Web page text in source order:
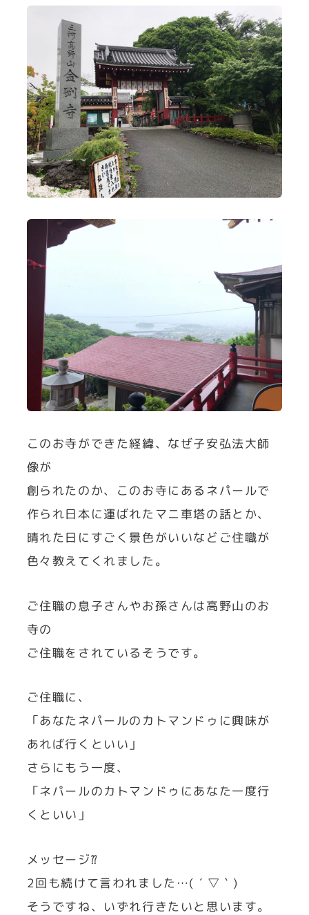
このお寺ができた経緯、なぜ子安弘法大師
像が
創られたのか、このお寺にあるネパールで
作られ日本に運ばれたマニ車塔の話とか、
晴れた日にすごく景色がいいなどご住職が
色々教えてくれました。
ご住職の息子さんやお孫さんは高野山のお
寺の
ご住職をされているそうです。
ご住職に、
「あなたネパールのカトマンドゥに興味が
あれば行くといい」
さらにもう一度、
「ネパールのカトマンドゥにあなた一度行
くといい」
メッセージ⁇
2回も続けて言われました…( ´ ▽ ` )
そうですね、いずれ行きたいと思います。